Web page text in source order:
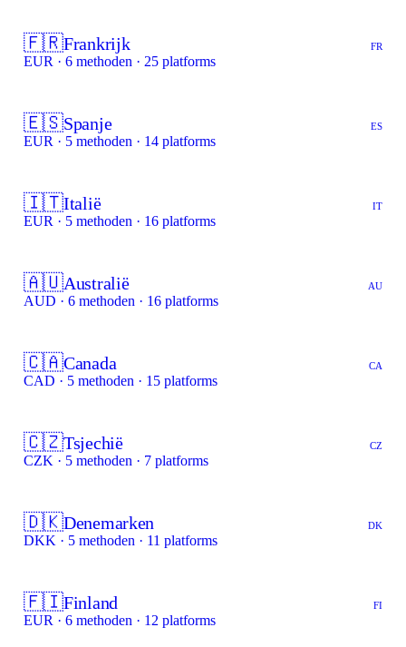
🇫🇷Frankrijk FR
EUR · 6 methoden · 25 platforms
🇪🇸Spanje ES
EUR · 5 methoden · 14 platforms
🇮🇹Italië IT
EUR · 5 methoden · 16 platforms
🇦🇺Australië AU
AUD · 6 methoden · 16 platforms
🇨🇦Canada CA
CAD · 5 methoden · 15 platforms
🇨🇿Tsjechië CZ
CZK · 5 methoden · 7 platforms
🇩🇰Denemarken DK
DKK · 5 methoden · 11 platforms
🇫🇮Finland FI
EUR · 6 methoden · 12 platforms